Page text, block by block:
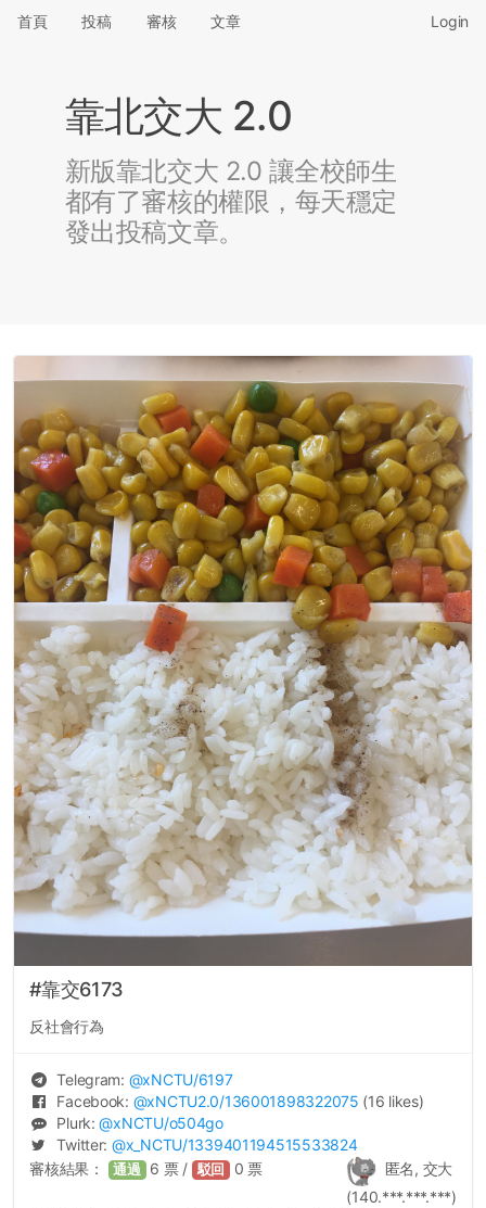
首頁 投稿 審核 文章 Login
靠北交大 2.0
新版靠北交大 2.0 讓全校師生
都有了審核的權限，每天穩定
發出投稿文章。
#靠交6173
反社會行為
Telegram: @xNCTU/6197
Facebook: @xNCTU2.0/136001898322075 (16 likes)
Plurk:@xNCTU/o504go
Twitter: @x_NCTU/1339401194515533824
匿名, 交大
(140.***.***.***)
審核結果： 通過 6 票 / 駁回 0 票